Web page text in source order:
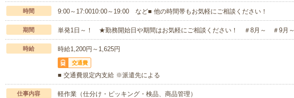
時間 9:00～17:0010:00～19:00 など■ 他の時間帯もお気軽にご相談ください！
期間 単発1日～！ ★勤務開始日や期間はお気軽にご相談ください！ ＃8月～ ＃9月～
時給 時給1,200円～1,625円
交通費
■ 交通費規定内支給 ※派遣先による
仕事内容
軽作業（仕分け・ピッキング・検品、商品管理）